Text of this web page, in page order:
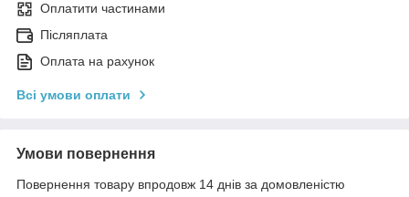
Оплатити частинами
Післяплата
Оплата на рахунок
Всі умови оплати
Умови повернення
Повернення товару впродовж 14 днів за домовленістю